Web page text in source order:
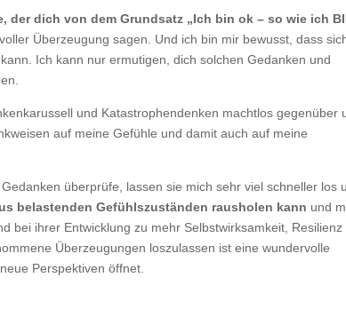
der dich von dem Grundsatz „Ich bin ok – so wie ich
Überzeugung sagen. Und ich bin mir bewusst, dass
Ich kann nur ermutigen, dich solchen Gedanken und
und Katastrophendenken machtlos gegenüber
auf meine Gefühle und damit auch auf meine
überprüfe, lassen sie mich sehr viel schneller los
belastenden Gefühlszuständen rausholen kann und
bei ihrer Entwicklung zu mehr Selbstwirksamkeit, Resilienz
Überzeugungen loszulassen ist eine wundervolle
Perspektiven öffnet.